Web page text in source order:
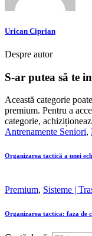
Urican Ciprian
Despre autor
S-ar putea să te
Această categorie
premium. Pentru a
categorie,
Antrenamente Seniori,
Organizarea tactică a unei
Premium, Sisteme |
Organizarea tactica: faza de